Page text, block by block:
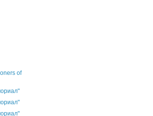
of